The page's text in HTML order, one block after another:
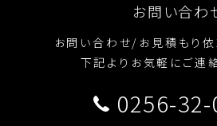
お問い合わ
お問い合わせ/お見積もり
下記よりお気軽にご連
0256-